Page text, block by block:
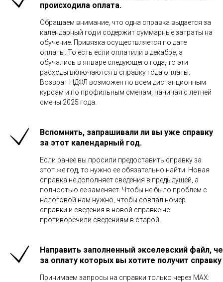
происходила оплата.
Обращаем внимание, что одна справка выдается за
календарный год и содержит суммарные затраты на
обучение. Привязка осуществляется по дате
оплаты. То есть если оплатили в декабре, а
обучались в январе следующего года, то эти
расходы включаются в справку года оплаты.
Возврат НДФЛ возможен по всем дистанционным
курсам и по профильным сменам, начиная с летней
смены 2025 года.
Вспомнить, запрашивали ли вы уже справку
за этот календарный год.
Если ранее вы просили предоставить справку за
этот же год, то нужно ее обязательно найти. Новая
справка не дополняет сведения в предыдущей, а
полностью ее заменяет. Чтобы не было проблем с
налоговой нам нужно, чтобы совпал номер
справки и сведения в новой справке не
противоречили сведениям в старой.
Направить заполненный экселевский файл,
за оплату которых вы хотите получит справку
Принимаем запросы на справки только через MAX: